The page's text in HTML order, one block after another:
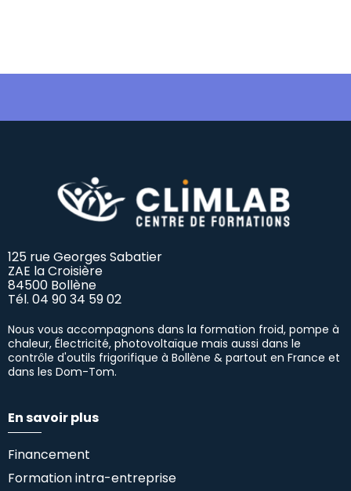
125 rue Georges Sabatier
ZAE la Croisière
84500 Bollène
Tél. 04 90 34 59 02
Nous vous accompagnons dans la formation froid, pompe à
chaleur, Électricité, photovoltaïque mais aussi dans le
contrôle d'outils frigorifique à Bollène & partout en France et
dans les Dom-Tom.
En savoir plus
Financement
Formation intra-entreprise